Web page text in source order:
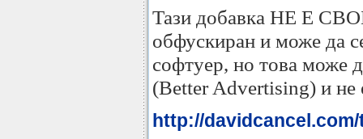
Тази добавка НЕ Е
обфускиран и може да
софтуер, но това може
(Better Advertising) и не
http://